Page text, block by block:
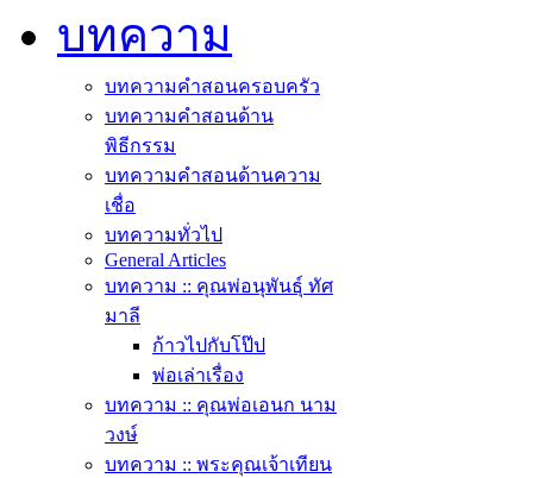
บทความ
บทความคำสอนครอบครัว
บทความคำสอนด้าน
พิธีกรรม
บทความคำสอนด้านความ
เชื่อ
บทความทั่วไป
General Articles
บทความ :: คุณพ่อนุพันธุ์ ทัศ
มาลี
ก้าวไปกับโป๊ป
พ่อเล่าเรื่อง
บทความ :: คุณพ่อเอนก นาม
วงษ์
บทความ :: พระคุณเจ้าเทียน